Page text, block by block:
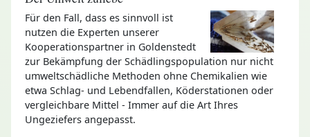
Für den Fall, dass es sinnvoll ist
nutzen die Experten unserer
Kooperationspartner in Goldenstedt
zur Bekämpfung der Schädlingspopulation nur nicht
umweltschädliche Methoden ohne Chemikalien wie
etwa Schlag- und Lebendfallen, Köderstationen oder
vergleichbare Mittel - Immer auf die Art Ihres
Ungeziefers angepasst.